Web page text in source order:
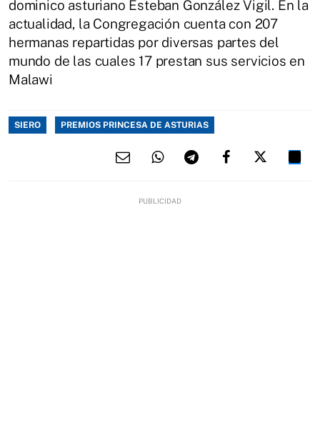
dominico asturiano Esteban González Vigil. En la
actualidad, la Congregación cuenta con 207
hermanas repartidas por diversas partes del
mundo de las cuales 17 prestan sus servicios en
Malawi
SIERO PREMIOS PRINCESA DE ASTURIAS